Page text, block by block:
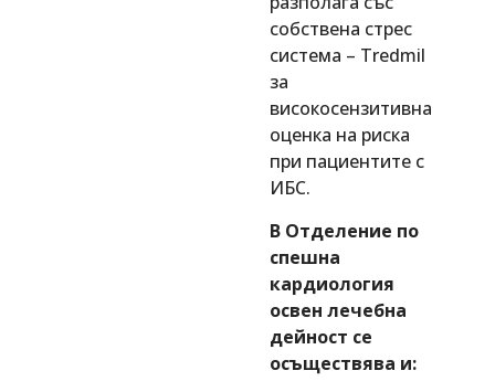
собствена стрес
система – Tredmil
за
високосензитивна
оценка на риска
при пациентите с
ИБС.
В Отделение по
спешна
кардиология
освен лечебна
дейност се
осъществява и: